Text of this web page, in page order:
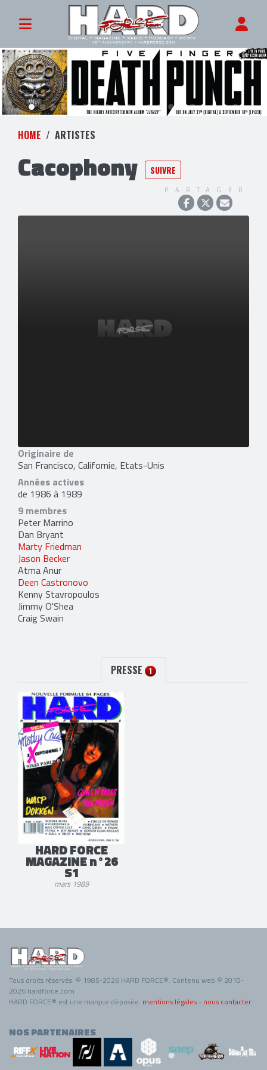
HOME ARTISTES
Cacophony SUIVRE
PARTAGER
Originaire de
San Francisco, Californie, Etats-Unis
Années actives
de 1986 à 1989
9 membres
Peter Marrino
Dan Bryant
Marty Friedman
Jason Becker
Atma Anur
Deen Castronovo
Kenny Stavropoulos
Jimmy O'Shea
Craig Swain
PRESSE 1
HARD FORCE
MAGAZINE n°26
S1
mars 1989
Tous droits réservés. © 1985-2026 HARD FORCE®. Contenu web © 2010-
2026 hardforce.com
HARD FORCE® est une marque déposée. mentions légales - nous contacter
NOS PARTENAIRES